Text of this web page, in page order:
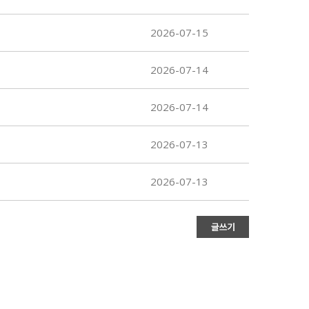
2026-07-15
2026-07-14
2026-07-14
2026-07-13
2026-07-13